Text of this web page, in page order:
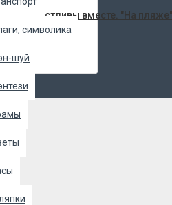
символика
шуй
- Счастливы вместе. "На пляже"